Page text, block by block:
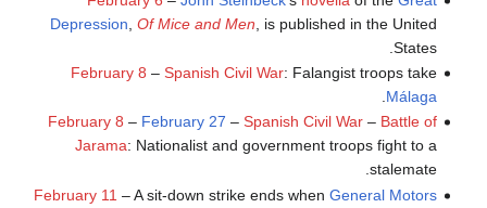
Depression Of Mice and Men , is published in the United
States.
February 8 – Spanish Civil War: Falangist troops take
Málaga
February 8 – February 27 – Spanish Civil War– Battle of
Jarama: Nationalist and government troops fight to a
stalemate.
February 11 – A sit-down strike ends when General Motors